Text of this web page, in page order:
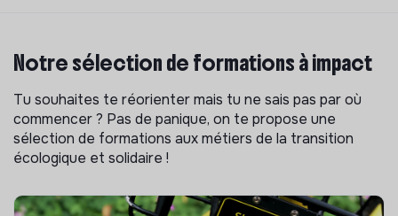
Notre sélection de formations à impact
Tu souhaites te réorienter mais tu ne sais pas par où
commencer ? Pas de panique, on te propose une
sélection de formations aux métiers de la transition
écologique et solidaire !